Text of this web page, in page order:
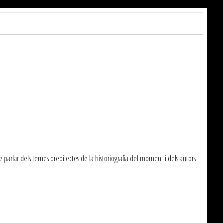
parlar dels temes predilectes de la historiografia del moment i dels autors